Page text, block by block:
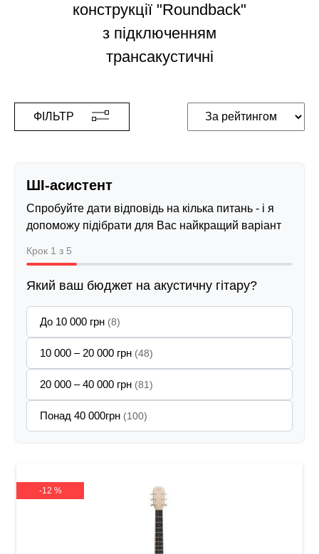
конструкції "Roundback"
з підключенням
трансакустичні
ФІЛЬТР
ШІ-асистент
Спробуйте дати відповідь на кілька питань - і я
допоможу підібрати для Вас найкращий варіант
Крок 1 з 5
Який ваш бюджет на акустичну гітару?
До 10 000 грн (8)
10 000 – 20 000 грн (48)
20 000 – 40 000 грн (81)
Понад 40 000грн (100)
-12 %